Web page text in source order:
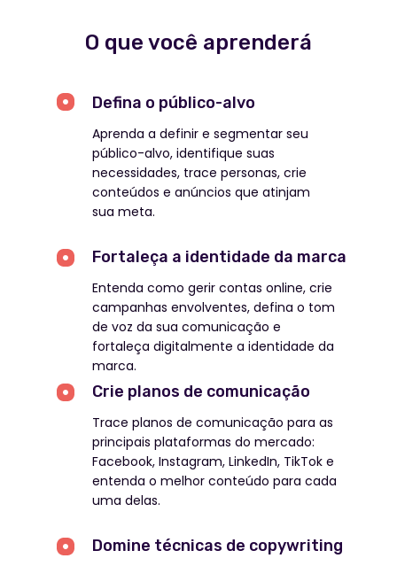
Aprenda a definir e segmentar seu
público-alvo, identifique suas
necessidades, trace personas, crie
conteúdos e anúncios que atinjam
sua meta.
Trace planos de comunicação para as
principais plataformas do mercado:
Facebook, Instagram, LinkedIn, TikTok e
entenda o melhor conteúdo para cada
uma delas.
Entenda como gerir contas online, crie
campanhas envolventes, defina o tom
de voz da sua comunicação e
fortaleça digitalmente a identidade da
marca.
Defina o público-alvo
Fortaleça a identidade da marca
Crie planos de comunicação
O que você aprenderá
Domine técnicas de copywriting